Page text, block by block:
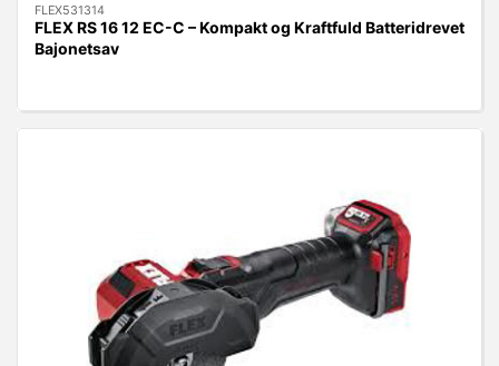
FLEX531314
FLEX RS 16 12 EC-C – Kompakt og Kraftfuld Batteridrevet
Bajonetsav